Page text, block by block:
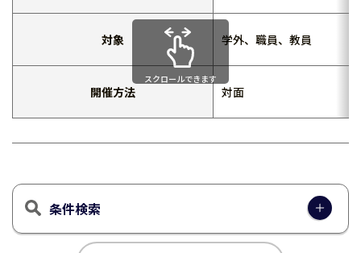
対象 学外、職員、教員
開催方法 対面
スクロールできます
条件検索